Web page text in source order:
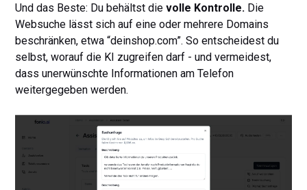
Und das Beste: Du behältst dievolle Kontrolle. Die
Websuche lässt sich auf eine oder mehrere Domains
beschränken, etwa “deinshop.com”. So entscheidest du
selbst, worauf die KI zugreifen darf - und vermeidest,
dass unerwünschte Informationen am Telefon
weitergegeben werden.